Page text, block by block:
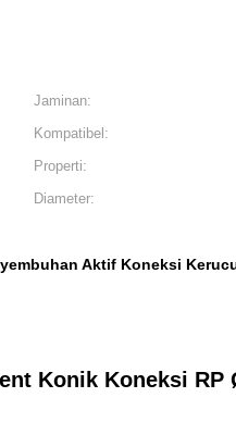
Jaminan:
Kompatibel:
Properti:
Diameter:
Aktif Koneksi
Konik Koneksi RP